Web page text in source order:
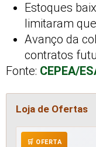
Estoques
limitaram
Avanço da
contratos
Fonte: CEPEA/
Loja de Ofertas
🛒 OFERTA